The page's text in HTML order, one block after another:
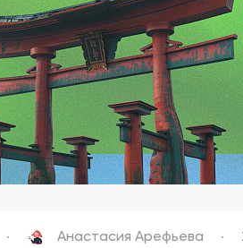
Анастасия Арефьева